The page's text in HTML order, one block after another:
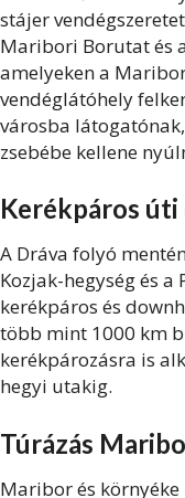
stájer
Maribori Borutat és
amelyeken a
vendéglátóhely
városba
zsebébe kellene
Kerékpáros úti
A Dráva folyó
Kozjak-hegység és a
kerékpáros és
több mint 1000 km
kerékpározásra is
hegyi utakig.
Túrázás
Maribor és